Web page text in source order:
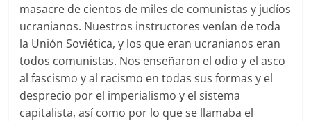
masacre de cientos de miles de comunistas y judíos
ucranianos. Nuestros instructores venían de toda
la Unión Soviética, y los que eran ucranianos eran
todos comunistas. Nos enseñaron el odio y el asco
al fascismo y al racismo en todas sus formas y el
desprecio por el imperialismo y el sistema
capitalista, así como por lo que se llamaba el